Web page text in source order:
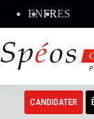
contenu
ENFRES
CANDIDATER